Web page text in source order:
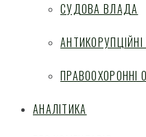
СУДОВА ВЛАДА
ПРАВООХОРОННІ
АНАЛІТИКА